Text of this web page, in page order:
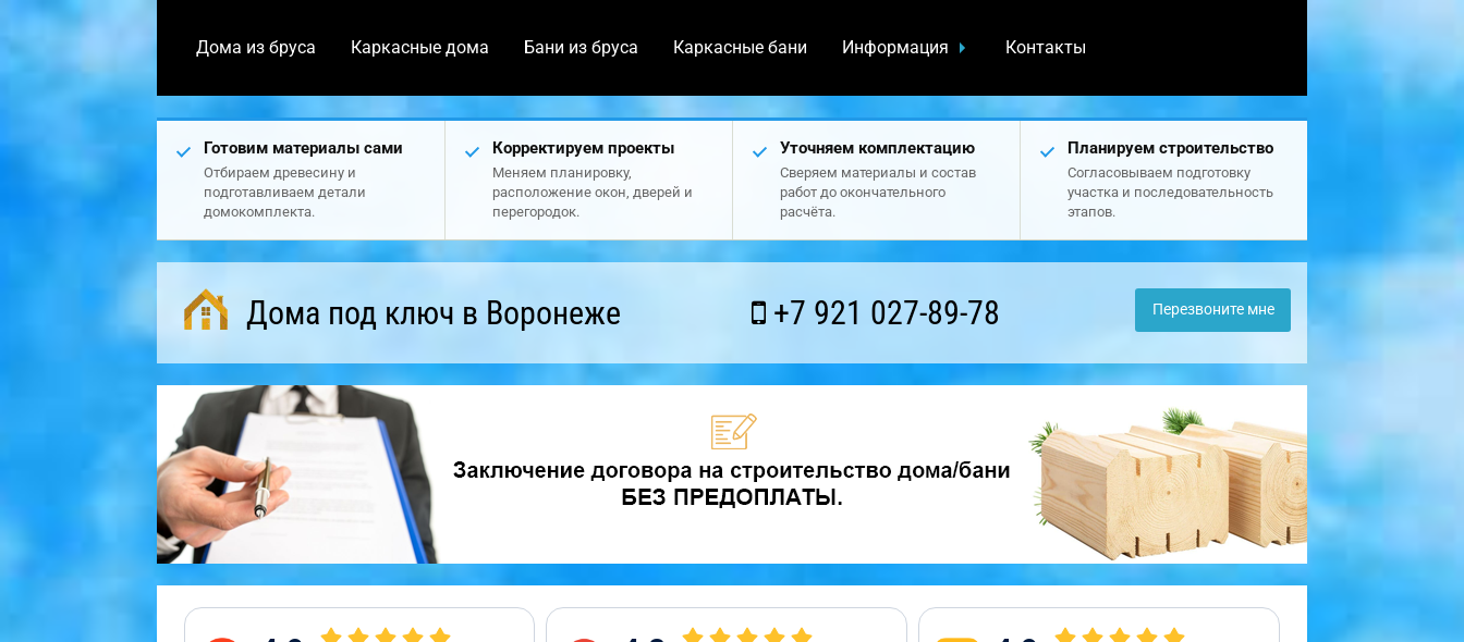
Дома из бруса Каркасные дома Бани из бруса Каркасные бани Информация Контакты
Готовим материалы сами
Отбираем древесину и
подготавливаем детали
домокомплекта.
Корректируем проекты
Меняем планировку,
расположение окон, дверей и
перегородок.
Уточняем комплектацию
Сверяем материалы и состав
работ до окончательного
расчёта.
Планируем строительство
Согласовываем подготовку
участка и последовательность
этапов.
Дома под ключ в Воронеже +7 921 027-89-78 Перезвоните мне